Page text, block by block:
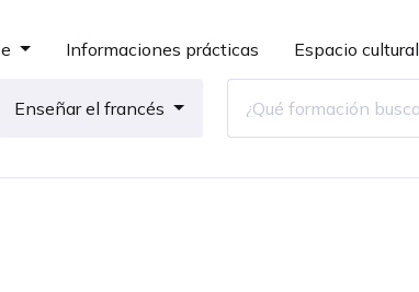
Informaciones prácticas Espacio cultural
Enseñar el francés